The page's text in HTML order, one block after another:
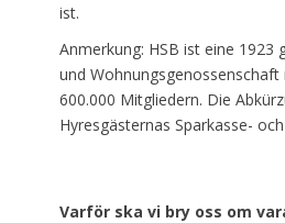
ist.
Anmerkung: HSB ist eine 1923
und
600.000 Mitgliedern. Die
Hyresgästernas Sparkasse-
Varför ska vi bry oss om